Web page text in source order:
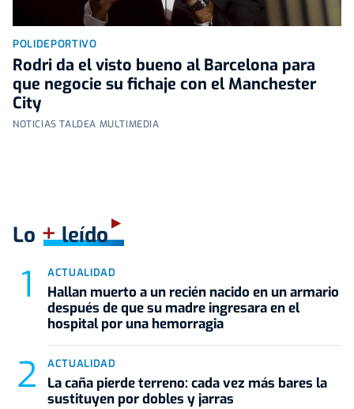
POLIDEPORTIVO
Rodri da el visto bueno al Barcelona para
que negocie su fichaje con el Manchester
City
NOTICIAS TALDEA MULTIMEDIA
Lo +leído
ACTUALIDAD
Hallan muerto a un recién nacido en un armario
después de que su madre ingresara en el
hospital por una hemorragia
ACTUALIDAD
La caña pierde terreno: cada vez más bares la
sustituyen por dobles y jarras